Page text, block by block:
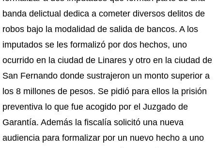
banda delictual dedica a cometer diversos delitos de
robos bajo la modalidad de salida de bancos. A los
imputados se les formalizó por dos hechos, uno
ocurrido en la ciudad de Linares y otro en la ciudad de
San Fernando donde sustrajeron un monto superior a
los 8 millones de pesos. Se pidió para ellos la prisión
preventiva lo que fue acogido por el Juzgado de
Garantía. Además la fiscalía solicitó una nueva
audiencia para formalizar por un nuevo hecho a uno